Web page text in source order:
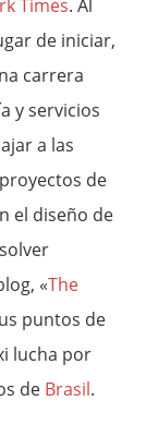
Times. Al
de iniciar,
carrera
y servicios
a las
de
el diseño de
«The
puntos de
lucha por
de Brasil.